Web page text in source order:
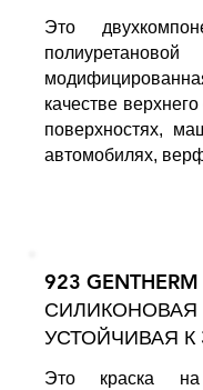
Это
качестве
поверхностях,
автомобилях,
923
СИЛИКОНОВАЯ
УСТОЙЧИВАЯ К
Это краска на